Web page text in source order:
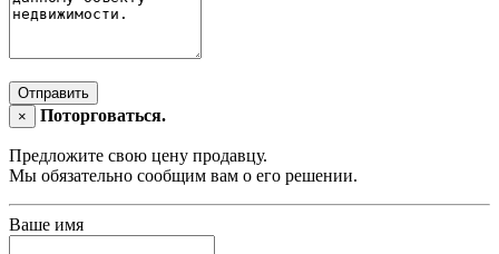
Отправить
×
Поторговаться.
Предложите свою цену продавцу.
Мы обязательно сообщим вам о его решении.
Ваше имя